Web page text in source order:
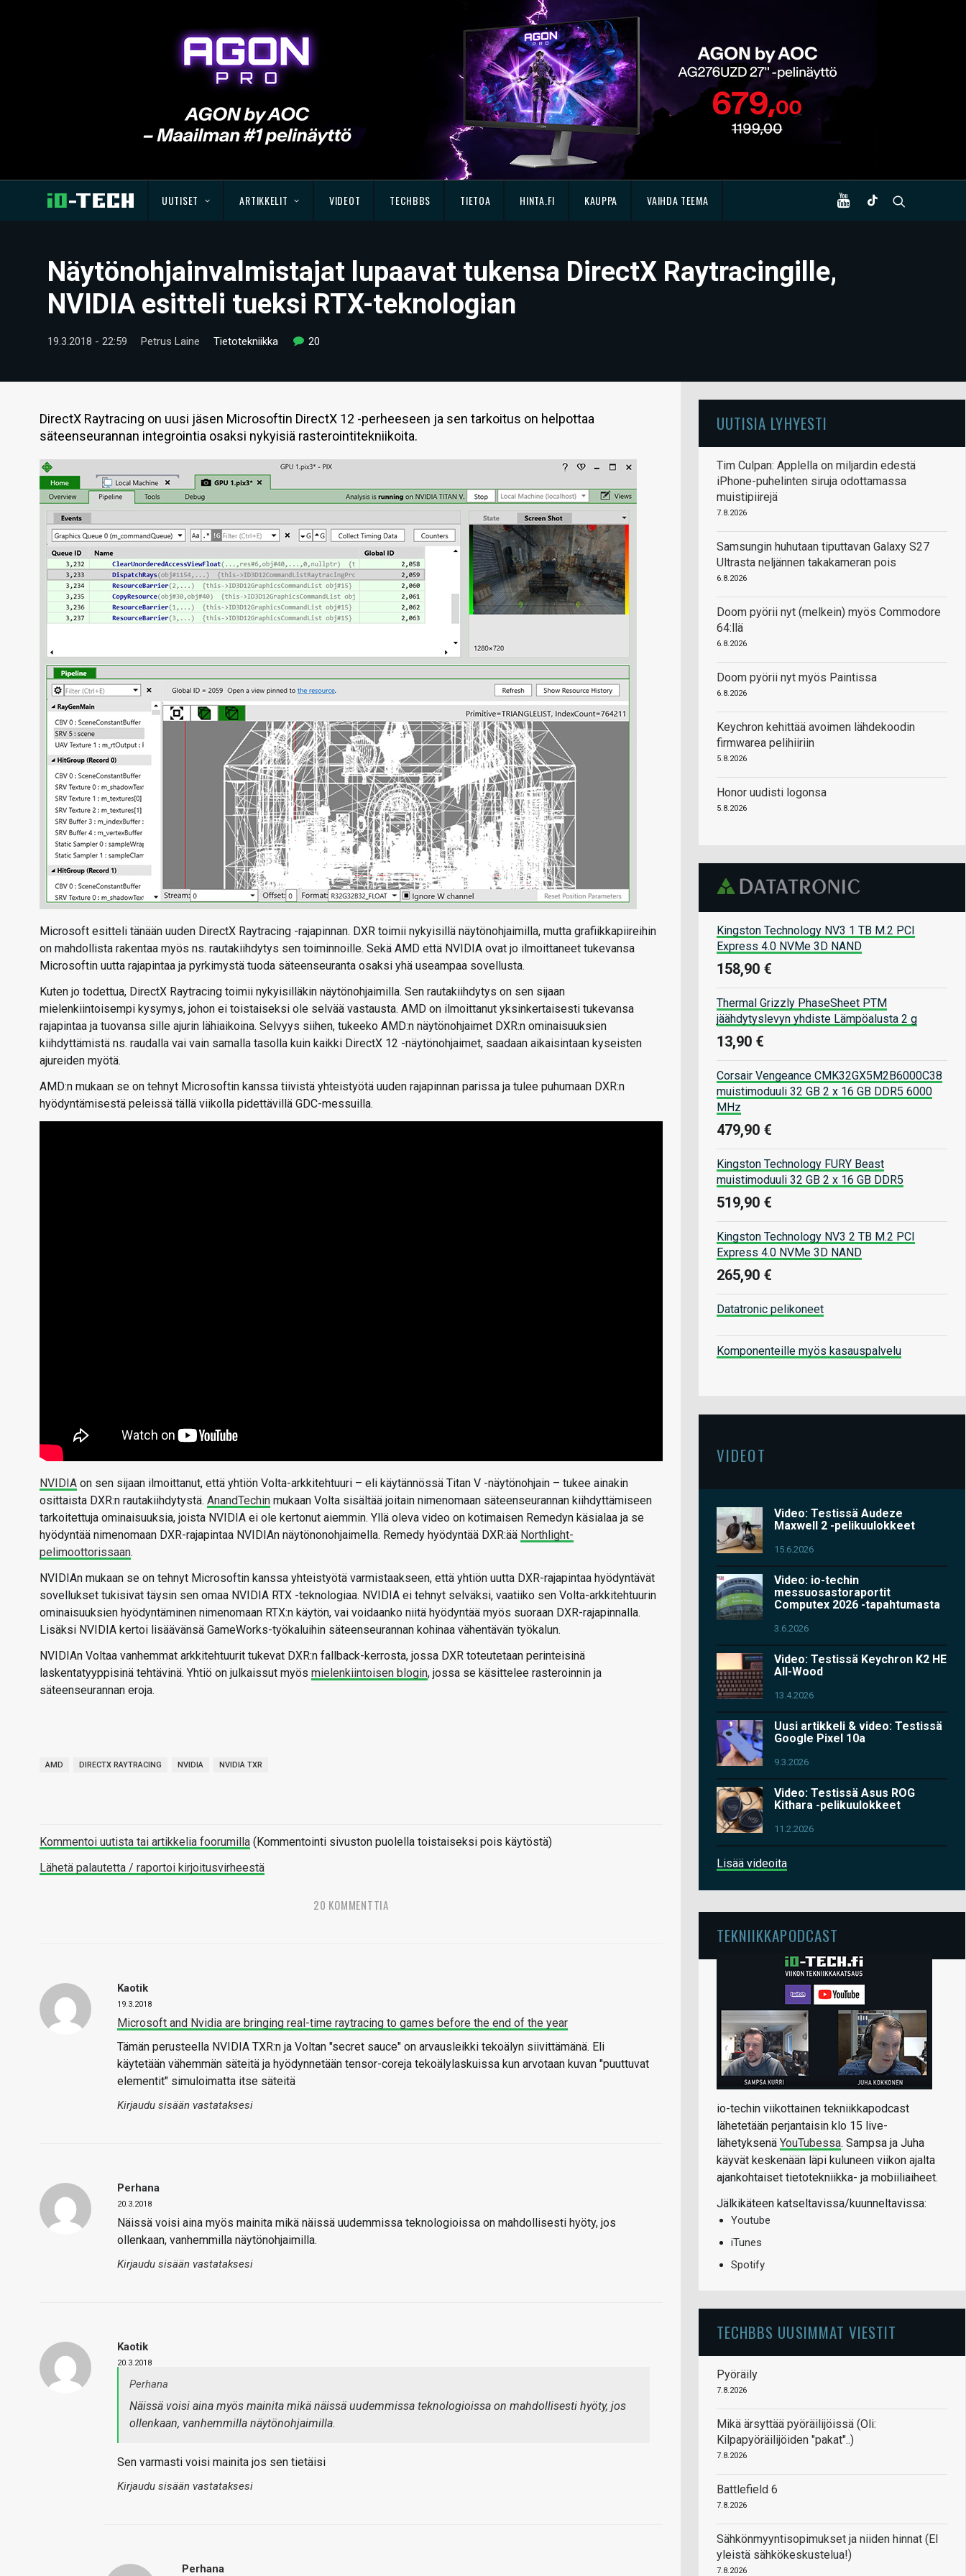
UUTISET ARTIKKELIT VIDEOT TECHBBS TIETOA HINTA.FI KAUPPA VAIHDA TEEMA
Näytönohjainvalmistajat lupaavat tukensa DirectX Raytracingille,
NVIDIA esitteli tueksi RTX-teknologian
19.3.2018 - 22:59 Petrus Laine Tietotekniikka 20
DirectX Raytracing on uusi jäsen Microsoftin DirectX 12 -perheeseen ja sen tarkoitus on helpottaa
säteenseurannan integrointia osaksi nykyisiä rasterointitekniikoita.
Microsoft esitteli tänään uuden DirectX Raytracing -rajapinnan. DXR toimii nykyisillä näytönohjaimilla, mutta grafiikkapiireihin
on mahdollista rakentaa myös ns. rautakiihdytys sen toiminnoille. Sekä AMD että NVIDIA ovat jo ilmoittaneet tukevansa
Microsoftin uutta rajapintaa ja pyrkimystä tuoda säteenseuranta osaksi yhä useampaa sovellusta.
Kuten jo todettua, DirectX Raytracing toimii nykyisilläkin näytönohjaimilla. Sen rautakiihdytys on sen sijaan
mielenkiintoisempi kysymys, johon ei toistaiseksi ole selvää vastausta. AMD on ilmoittanut yksinkertaisesti tukevansa
rajapintaa ja tuovansa sille ajurin lähiaikoina. Selvyys siihen, tukeeko AMD:n näytönohjaimet DXR:n ominaisuuksien
kiihdyttämistä ns. raudalla vai vain samalla tasolla kuin kaikki DirectX 12 -näytönohjaimet, saadaan aikaisintaan kyseisten
ajureiden myötä.
AMD:n mukaan se on tehnyt Microsoftin kanssa tiivistä yhteistyötä uuden rajapinnan parissa ja tulee puhumaan DXR:n
hyödyntämisestä peleissä tällä viikolla pidettävillä GDC-messuilla.
NVIDIA on sen sijaan ilmoittanut, että yhtiön Volta-arkkitehtuuri – eli käytännössä Titan V -näytönohjain – tukee ainakin
osittaista DXR:n rautakiihdytystä. AnandTechin mukaan Volta sisältää joitain nimenomaan säteenseurannan kiihdyttämiseen
tarkoitettuja ominaisuuksia, joista NVIDIA ei ole kertonut aiemmin. Yllä oleva video on kotimaisen Remedyn käsialaa ja se
hyödyntää nimenomaan DXR-rajapintaa NVIDIAn näytönonohjaimella. Remedy hyödyntää DXR:ää Northlight-
pelimoottorissaan.
NVIDIAn mukaan se on tehnyt Microsoftin kanssa yhteistyötä varmistaakseen, että yhtiön uutta DXR-rajapintaa hyödyntävät
sovellukset tukisivat täysin sen omaa NVIDIA RTX -teknologiaa. NVIDIA ei tehnyt selväksi, vaatiiko sen Volta-arkkitehtuurin
ominaisuuksien hyödyntäminen nimenomaan RTX:n käytön, vai voidaanko niitä hyödyntää myös suoraan DXR-rajapinnalla.
Lisäksi NVIDIA kertoi lisäävänsä GameWorks-työkaluihin säteenseurannan kohinaa vähentävän työkalun.
NVIDIAn Voltaa vanhemmat arkkitehtuurit tukevat DXR:n fallback-kerrosta, jossa DXR toteutetaan perinteisinä
laskentatyyppisinä tehtävinä. Yhtiö on julkaissut myös mielenkiintoisen blogin, jossa se käsittelee rasteroinnin ja
säteenseurannan eroja.
AMD DIRECTX RAYTRACING NVIDIA NVIDIA TXR
Kommentoi uutista tai artikkelia foorumilla (Kommentointi sivuston puolella toistaiseksi pois käytöstä)
Lähetä palautetta / raportoi kirjoitusvirheestä
20 KOMMENTTIA
Kaotik
19.3.2018
Microsoft and Nvidia are bringing real-time raytracing to games before the end of the year
Tämän perusteella NVIDIA TXR:n ja Voltan "secret sauce" on arvausleikki tekoälyn siivittämänä. Eli
käytetään vähemmän säteitä ja hyödynnetään tensor-coreja tekoälylaskuissa kun arvotaan kuvan "puuttuvat
elementit" simuloimatta itse säteitä
Kirjaudu sisään vastataksesi
Perhana
20.3.2018
Näissä voisi aina myös mainita mikä näissä uudemmissa teknologioissa on mahdollisesti hyöty, jos
ollenkaan, vanhemmilla näytönohjaimilla.
Kirjaudu sisään vastataksesi
Kaotik
20.3.2018
Perhana
Näissä voisi aina myös mainita mikä näissä uudemmissa teknologioissa on mahdollisesti hyöty, jos
ollenkaan, vanhemmilla näytönohjaimilla.
Sen varmasti voisi mainita jos sen tietäisi
Kirjaudu sisään vastataksesi
Perhana
UUTISIA LYHYESTI
Tim Culpan: Applella on miljardin edestä
iPhone-puhelinten siruja odottamassa
muistipiirejä
7.8.2026
Samsungin huhutaan tiputtavan Galaxy S27
Ultrasta neljännen takakameran pois
6.8.2026
Doom pyörii nyt (melkein) myös Commodore
64:llä
6.8.2026
Doom pyörii nyt myös Paintissa
6.8.2026
Keychron kehittää avoimen lähdekoodin
firmwarea pelihiiriin
5.8.2026
Honor uudisti logonsa
5.8.2026
Kingston Technology NV3 1 TB M.2 PCI
Express 4.0 NVMe 3D NAND
158,90 €
Thermal Grizzly PhaseSheet PTM
jäähdytyslevyn yhdiste Lämpöalusta 2 g
13,90 €
Corsair Vengeance CMK32GX5M2B6000C38
muistimoduuli 32 GB 2 x 16 GB DDR5 6000
MHz
479,90 €
Kingston Technology FURY Beast
muistimoduuli 32 GB 2 x 16 GB DDR5
519,90 €
Kingston Technology NV3 2 TB M.2 PCI
Express 4.0 NVMe 3D NAND
265,90 €
Datatronic pelikoneet
Komponenteille myös kasauspalvelu
VIDEOT
Video: Testissä Audeze
Maxwell 2 -pelikuulokkeet
15.6.2026
Video: io-techin
messuosastoraportit
Computex 2026 -tapahtumasta
3.6.2026
Video: Testissä Keychron K2 HE
All-Wood
13.4.2026
Uusi artikkeli & video: Testissä
Google Pixel 10a
9.3.2026
Video: Testissä Asus ROG
Kithara -pelikuulokkeet
11.2.2026
Lisää videoita
TEKNIIKKAPODCAST
io-techin viikottainen tekniikkapodcast
lähetetään perjantaisin klo 15 live-
lähetyksenä YouTubessa. Sampsa ja Juha
käyvät keskenään läpi kuluneen viikon ajalta
ajankohtaiset tietotekniikka- ja mobiiliaiheet.
Jälkikäteen katseltavissa/kuunneltavissa:
Youtube
iTunes
Spotify
TECHBBS UUSIMMAT VIESTIT
Pyöräily
7.8.2026
Mikä ärsyttää pyöräilijöissä (Oli:
Kilpapyöräilijöiden "pakat"..)
7.8.2026
Battlefield 6
7.8.2026
Sähkönmyyntisopimukset ja niiden hinnat (EI
yleistä sähkökeskustelua!)
7.8.2026